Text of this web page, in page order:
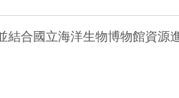
合國立海洋生物博物館資